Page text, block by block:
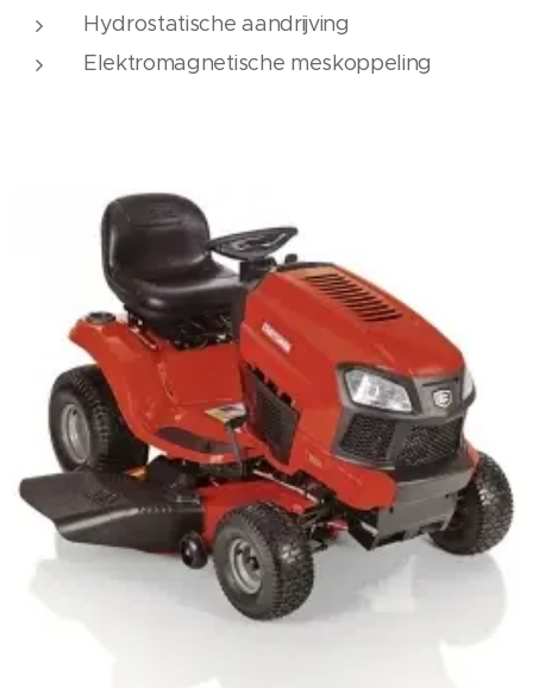
Hydrostatische aandrijving
Elektromagnetische meskoppeling